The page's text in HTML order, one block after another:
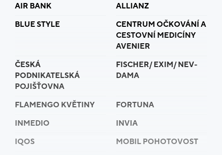
AIR BANK
ALLIANZ
BLUE STYLE
CENTRUM OČKOVÁNÍ A
CESTOVNÍ MEDICÍNY
AVENIER
ČESKÁ
PODNIKATELSKÁ
POJIŠŤOVNA
FISCHER/ EXIM/ NEV-
DAMA
FLAMENGO KVĚTINY
FORTUNA
INMEDIO
INVIA
IQOS
MOBIL POHOTOVOST